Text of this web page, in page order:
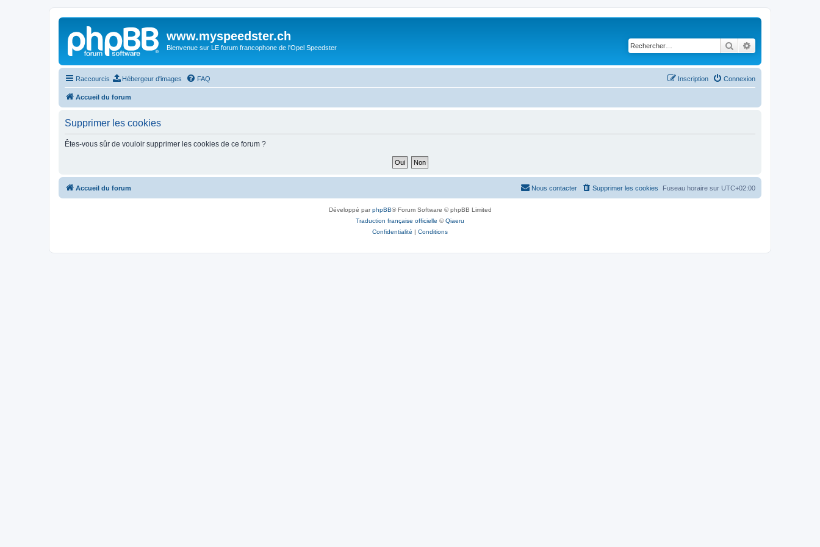
www.myspeedster.ch
Bienvenue sur LE forum francophone de l'Opel Speedster Rechercher
Raccourcis Hébergeur d'images FAQ Connexion
Inscription
Accueil du forum
Supprimer les cookies
Êtes-vous sûr de vouloir supprimer les cookies de ce forum ?
Accueil du forum Fuseau horaire sur UTC+02:00
Supprimer les cookies
Nous contacter
Développé parphpBB® Forum Software © phpBB Limited
Traduction française officielle ©Qiaeru
Confidentialité | Conditions